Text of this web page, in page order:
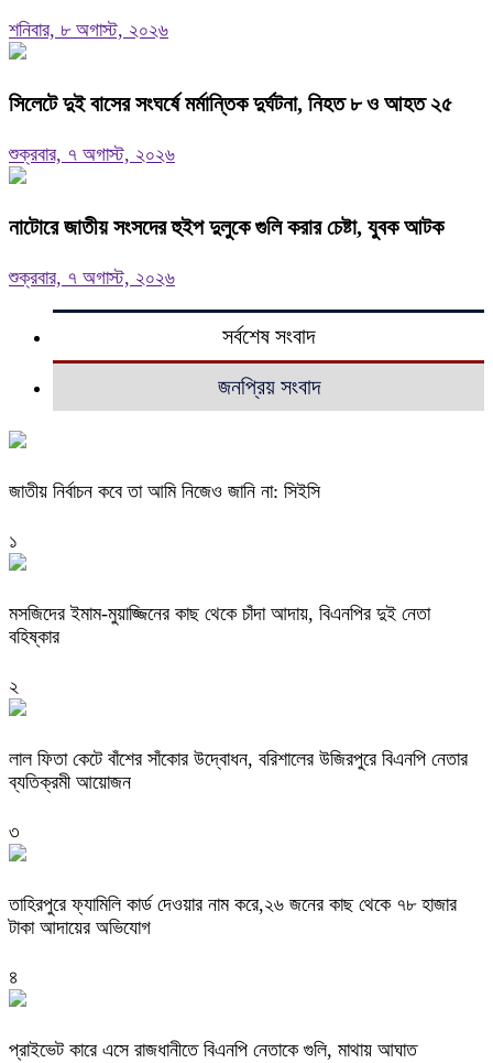
শনিবার, ৮ অগাস্ট, ২০২৬
সিলেটে দুই বাসের সংঘর্ষে মর্মান্তিক দুর্ঘটনা, নিহত ৮ ও আহত ২৫
শুক্রবার, ৭ অগাস্ট, ২০২৬
নাটোরে জাতীয় সংসদের হুইপ দুলুকে গুলি করার চেষ্টা, যুবক আটক
শুক্রবার, ৭ অগাস্ট, ২০২৬
সর্বশেষ সংবাদ
জনপ্রিয় সংবাদ
জাতীয় নির্বাচন কবে তা আমি নিজেও জানি না: সিইসি
১
মসজিদের ইমাম-মুয়াজ্জিনের কাছ থেকে চাঁদা আদায়, বিএনপির দুই নেতা
বহিষ্কার
২
‎লাল ফিতা কেটে বাঁশের সাঁকোর উদ্বোধন, বরিশালের উজিরপুরে বিএনপি নেতার
ব্যতিক্রমী আয়োজন
৩
তাহিরপুরে ফ্যামিলি কার্ড দেওয়ার নাম করে,২৬ জনের কাছ থেকে ৭৮ হাজার
টাকা আদায়ের অভিযোগ
৪
প্রাইভেট কারে এসে রাজধানীতে বিএনপি নেতাকে গুলি, মাথায় আঘাত